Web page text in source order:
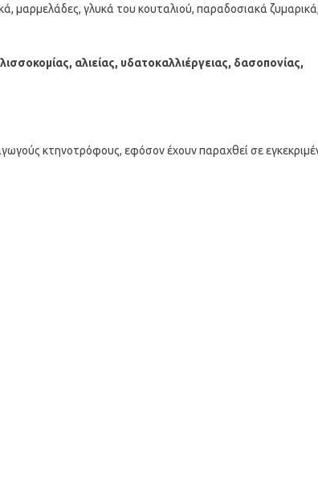
μαρμελάδες, γλυκά του κουταλιού, παραδοσιακά ζυμαρικά,
αλιείας, υδατοκαλλιέργειας, δασοπονίας,
κτηνοτρόφους, εφόσον έχουν παραχθεί σε